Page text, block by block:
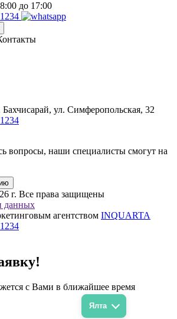
Ялта
до 17:00
ул. Симферопольская, 32
вопросы, наши специалисты смогут на
г. Все права защищены
данных
агентством INQUARTA
с Вами в ближайшее время